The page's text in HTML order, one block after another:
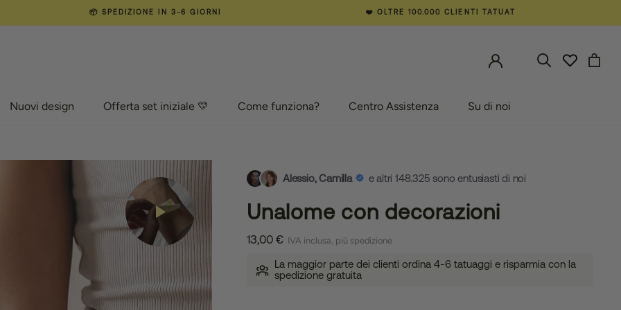
📦 SPEDIZIONE IN 3-6 GIORNI ❤️ OLTRE 100.000 CLIENTI TATUAT
Nuovi design
Nuovi design
Offerta set iniziale 💛 Come funziona? Centro Assistenza Su di noi
Alessio, Camilla e altri 148.325 sono entusiasti di noi
Unalome con decorazioni
13,00 € IVA inclusa, più spedizione
La maggior parte dei clienti ordina 4-6 tatuaggi e risparmia con la
spedizione gratuita